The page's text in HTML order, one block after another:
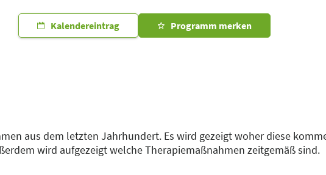
Kalendereintrag Programm merken
aus dem letzten Jahrhundert. Es wird gezeigt woher diese
wird aufgezeigt welche Therapiemaßnahmen zeitgemäß sind.